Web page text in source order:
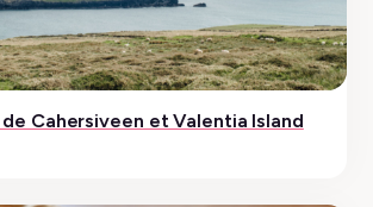
Cahersiveen et Valentia Island